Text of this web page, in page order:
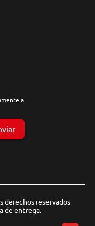
a
derechos reservados
de entrega.